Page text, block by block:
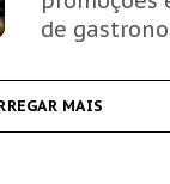
de
MAIS